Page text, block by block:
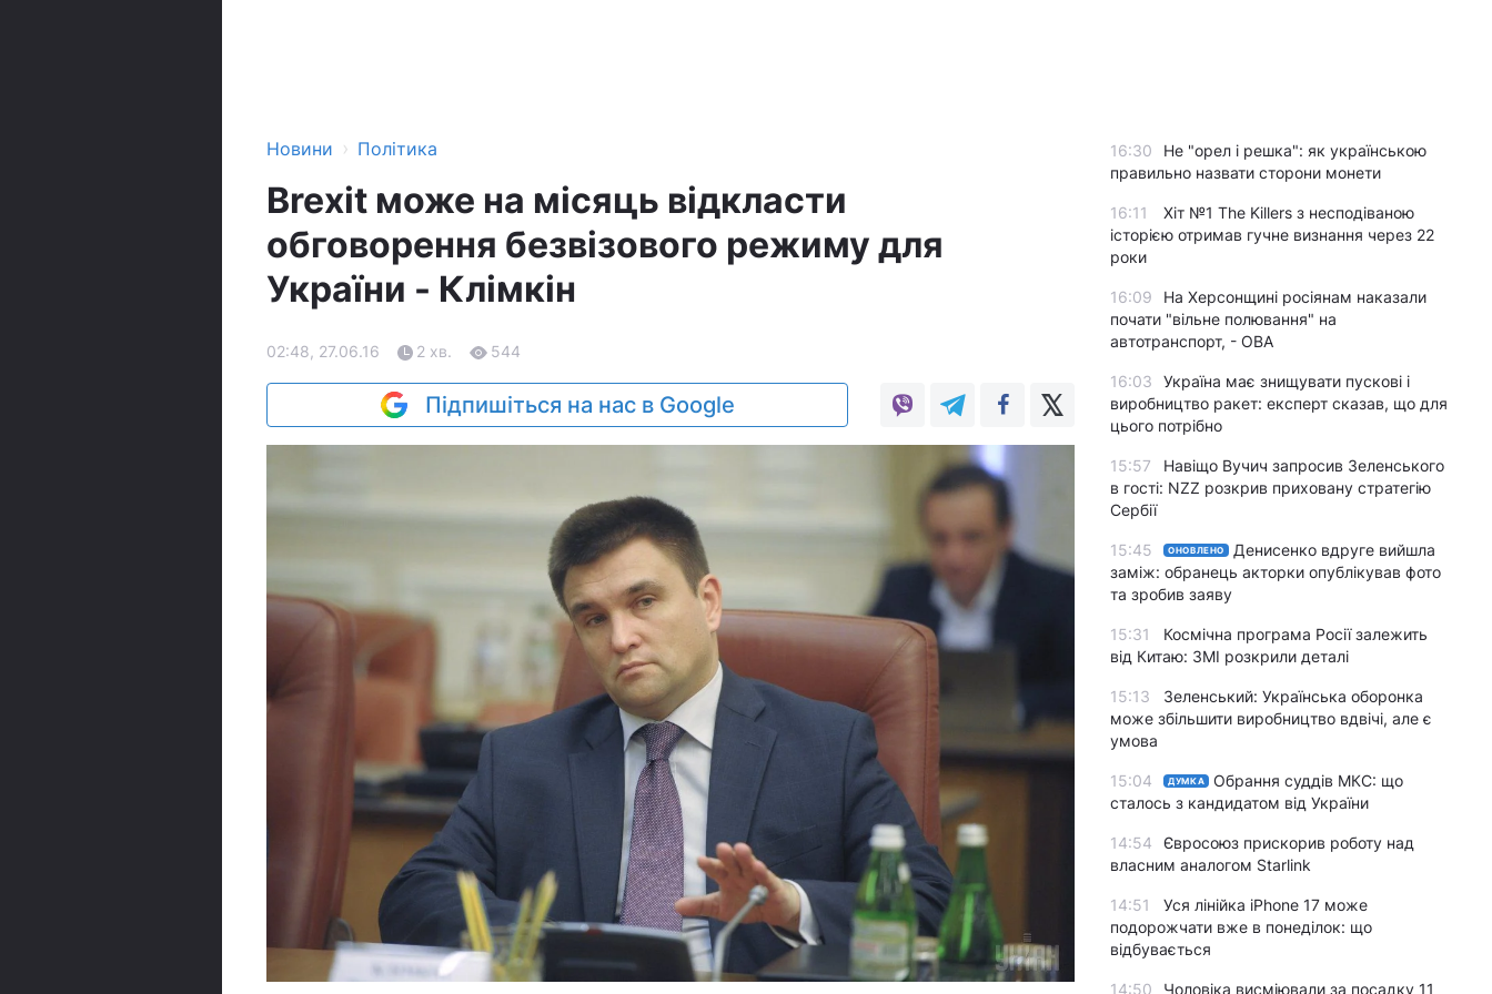
Новини › Політика
Brexit може на місяць відкласти
обговорення безвізового режиму для
України - Клімкін
02:48, 27.06.16 2 хв. 544
Підпишіться на нас в Google
16:30
Не "орел і решка": як українською
правильно назвати сторони монети
16:11
Хіт №1 The Killers з несподіваною
історією отримав гучне визнання через 22
роки
16:09
На Херсонщині росіянам наказали
почати "вільне полювання" на
автотранспорт, - ОВА
16:03
Україна має знищувати пускові і
виробництво ракет: експерт сказав, що для
цього потрібно
15:57
Навіщо Вучич запросив Зеленського
в гості: NZZ розкрив приховану стратегію
Сербії
15:45 ОНОВЛЕНО
Денисенко вдруге вийшла
заміж: обранець акторки опублікував фото
та зробив заяву
15:31
Космічна програма Росії залежить
від Китаю: ЗМІ розкрили деталі
15:13
Зеленський: Українська оборонка
може збільшити виробництво вдвічі, але є
умова
15:04 ДУМКА
Обрання суддів МКС: що
сталось з кандидатом від України
14:54
Євросоюз прискорив роботу над
власним аналогом Starlink
14:51
Уся лінійка iPhone 17 може
подорожчати вже в понеділок: що
відбувається
14:50 Чоловіка висміювали за посадку 11